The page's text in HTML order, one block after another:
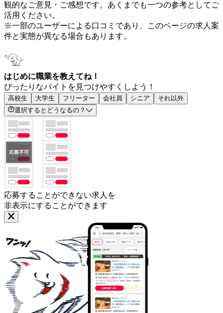
観的なご意見・ご感想です。あくまでも一つの参考としてご
活用ください。
※一部のユーザーによる口コミであり、このページの求人案
件と実態が異なる場合もあります。
はじめに職業を教えてね！
ぴったりなバイトを見つけやすくしよう！
高校生 大学生 フリーター 会社員 シニア
それ以外
選択するとどうなるの？
応募することができない求人を
非表示にすることができます